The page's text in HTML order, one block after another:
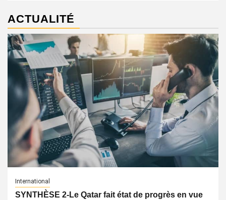
ACTUALITÉ
International
SYNTHÈSE 2-Le Qatar fait état de progrès en vue